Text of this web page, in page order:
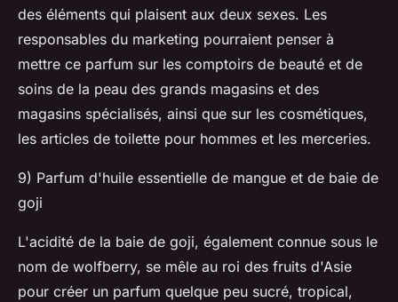
des éléments qui plaisent aux deux sexes. Les
responsables du marketing pourraient penser à
mettre ce parfum sur les comptoirs de beauté et de
soins de la peau des grands magasins et des
magasins spécialisés, ainsi que sur les cosmétiques,
les articles de toilette pour hommes et les merceries.
9) Parfum d'huile essentielle de mangue et de baie de
goji
L'acidité de la baie de goji, également connue sous le
nom de wolfberry, se mêle au roi des fruits d'Asie
pour créer un parfum quelque peu sucré, tropical,